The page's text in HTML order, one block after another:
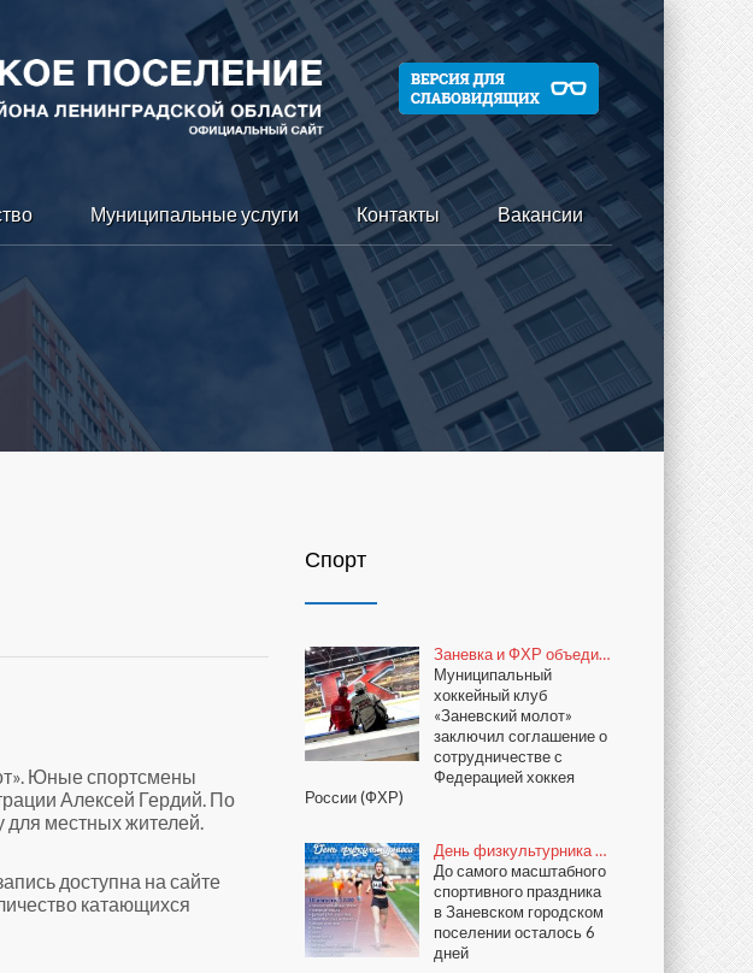
Муниципальные услуги Контакты Вакансии
Юные спортсмены
Алексей Гердий. По
местных жителей.
доступна на сайте
катающихся
Спорт
Заневка и ФХР объеди…
Муниципальный
хоккейный клуб
«Заневский молот»
заключил соглашение о
сотрудничестве с
Федерацией хоккея
России (ФХР)
День физкультурника …
До самого масштабного
спортивного праздника
в Заневском городском
поселении осталось 6
дней